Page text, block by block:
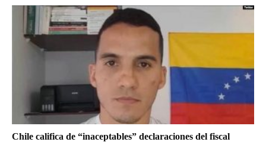
Chile califica de “inaceptables” declaraciones del fiscal